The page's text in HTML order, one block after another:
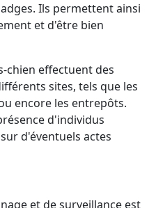
Ils permettent ainsi
et d'être bien
chien effectuent des
sites, tels que les
encore les entrepôts.
d'individus
d'éventuels actes
et de surveillance est